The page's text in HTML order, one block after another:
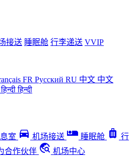
接送 睡眠舱 行李递送 VVIP
FR Русский RU 中文 中文
हिन्दीहिन्दी
室 directions_car 机场接送 airline_seat_individual_suite 睡眠舱 luggage 行
合作伙伴 travel_explore 机场中心